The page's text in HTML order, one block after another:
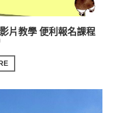
片教學 便利報名課程